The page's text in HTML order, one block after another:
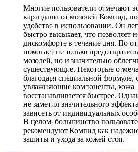
Многие пользователи отмечают
карандаша от мозолей Компид,
удобство в использовании. Он
быстро высыхает, что позволяет
дискомфорте в течение дня. По
помогает не только
мозолей, но и значительно
существующие. Некоторые
благодаря специальной формуле,
увлажняющие компоненты, кожа
восстанавливается быстрее.
не заметил значительного
зависеть от индивидуальных
В целом, большинство
рекомендуют Компид как
защиты и ухода за кожей стоп.